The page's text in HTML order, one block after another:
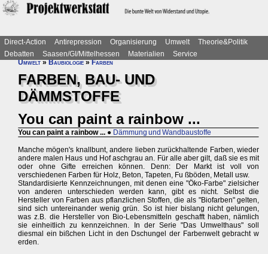
Direct-Action Antirepression Organisierung Umwelt
Theorie&Politik
Debatten
Saasen/GI/Mittelhessen Materialien
Service
Umwelt»Baubiologie»Farben
FARBEN, BAU- UND
DÄMMSTOFFE
You can paint a rainbow ...
You can paint a rainbow ... ● Dämmung und Wandbaustoffe
Manche mögen's knallbunt, andere lieben zurückhaltende Farben, wieder
andere malen Haus und Hof aschgrau an. Für alle aber gilt, daß sie es mit
oder ohne Gifte erreichen können. Denn: Der Markt ist voll von
verschiedenen Farben für Holz, Beton, Tapeten, Fu ßböden, Metall usw.
Standardisierte Kennzeichnungen, mit denen eine "Öko-Farbe" zielsicher
von anderen unterschieden werden kann, gibt es nicht. Selbst die
Hersteller von Farben aus pflanzlichen Stoffen, die als "Biofarben" gelten,
sind sich untereinander wenig grün. So ist hier bislang nicht gelungen,
was z.B. die Hersteller von Bio-Lebensmitteln geschafft haben, nämlich
sie einheitlich zu kennzeichnen. In der Serie "Das Umwelthaus" soll
diesmal ein bißchen Licht in den Dschungel der Farbenwelt gebracht w
erden.